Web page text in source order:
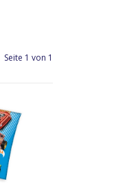
Seite 1 von 1